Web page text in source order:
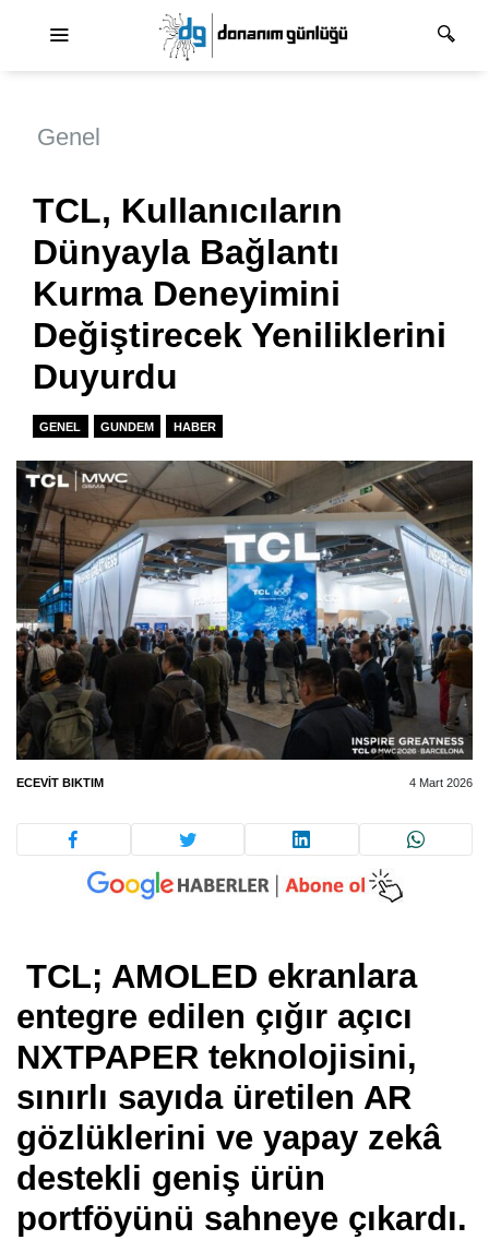
Genel
TCL, Kullanıcıların
Dünyayla Bağlantı
Kurma Deneyimini
Değiştirecek Yeniliklerini
Duyurdu
GENEL GUNDEM HABER
ECEVIT BIKTIM 4 Mart 2026
TCL; AMOLED ekranlara
entegre edilen çığır açıcı
NXTPAPER teknolojisini,
sınırlı sayıda üretilen AR
gözlüklerini ve yapay zekâ
destekli geniş ürün
portföyünü sahneye çıkardı.